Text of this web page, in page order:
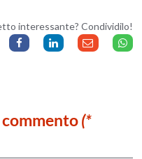
interessante? Condividilo!
commento(*